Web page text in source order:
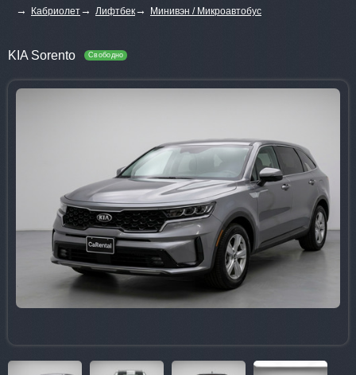
→ Кабриолет→ Лифтбек→ Минивэн / Микроавтобус
KIA Sorento Свободно